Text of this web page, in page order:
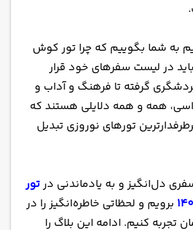
به شما بگوییم که چرا تور کوش
نوروز 1404 را باید در لیست سفرهای خود قرار
گرفته تا فرهنگ و آداب و
همه و همه دلایلی هستند که
تورهای نوروزی تبدیل
دل‌انگیز و به یادماندنی درتور
برویم و لحظاتی خاطره‌انگیز را در
تجربه کنیم. ادامه این بلاگ را